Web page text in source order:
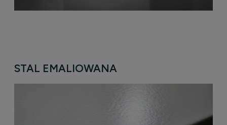
STAL EMALIOWANA